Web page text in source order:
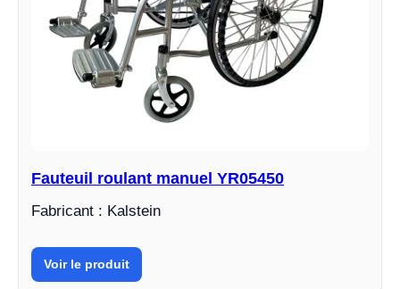
Fauteuil roulant manuel YR05450
Fabricant : Kalstein
Voir le produit